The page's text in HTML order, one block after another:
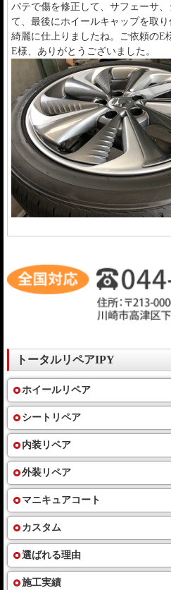
パテで傷を修正して、サフェーサ
て、最後にホイールキャップを取り
綺麗に仕上りましたね。ご依頼のE
E様、ありがとうございました。
トータルリペアIPY
ホイールリペア
シートリペア
内装リペア
外装リペア
マニキュアコート
カスタム
選ばれる理由
施工実績